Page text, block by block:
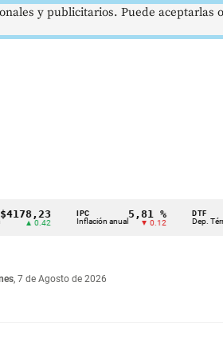
▲ 0.42 Inflación anual
5,81 %
▼ 0.12 Dep. Término
, 7 de Agosto de 2026
y publicitarios. Puede aceptarlas